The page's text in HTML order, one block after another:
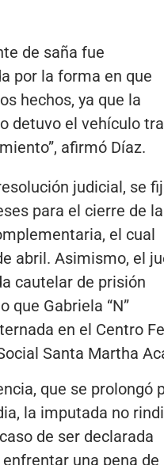
de saña fue
por la forma en que
hechos, ya que la
detuvo el vehículo
afirmó Díaz.
judicial, se
para el cierre de la
el cual
abril. Asimismo, el
cautelar de prisión
que Gabriela “N”
en el Centro
Santa Martha
que se prolongó
la imputada no
de ser declarada
una pena de